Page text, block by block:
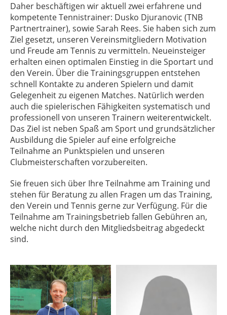
Daher beschäftigen wir aktuell zwei erfahrene und
kompetente Tennistrainer: Dusko Djuranovic (TNB
Partnertrainer), sowie Sarah Rees. Sie haben sich zum
Ziel gesetzt, unseren Vereinsmitgliedern Motivation
und Freude am Tennis zu vermitteln. Neueinsteiger
erhalten einen optimalen Einstieg in die Sportart und
den Verein. Über die Trainingsgruppen entstehen
schnell Kontakte zu anderen Spielern und damit
Gelegenheit zu eigenen Matches. Natürlich werden
auch die spielerischen Fähigkeiten systematisch und
professionell von unseren Trainern weiterentwickelt.
Das Ziel ist neben Spaß am Sport und grundsätzlicher
Ausbildung die Spieler auf eine erfolgreiche
Teilnahme an Punktspielen und unseren
Clubmeisterschaften vorzubereiten.
Sie freuen sich über Ihre Teilnahme am Training und
stehen für Beratung zu allen Fragen um das Training,
den Verein und Tennis gerne zur Verfügung. Für die
Teilnahme am Trainingsbetrieb fallen Gebühren an,
welche nicht durch den Mitgliedsbeitrag abgedeckt
sind.